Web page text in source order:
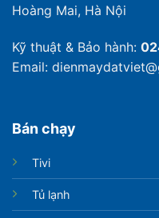
Hoàng Mai, Hà Nội
Kỹ thuật & Bảo hành:
Email:
Bán chạy
Tivi
Tủ lạnh